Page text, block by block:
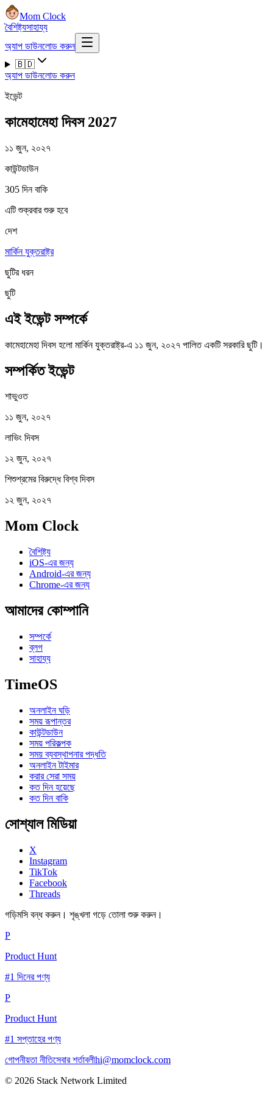
Mom Clock
বৈশিষ্ট্যসাহায্য
অ্যাপ ডাউনলোড করুন
🇧🇩
অ্যাপ ডাউনলোড করুন
ইভেন্ট
কামেহামেহা দিবস 2027
১১ জুন, ২০২৭
কাউন্টডাউন
305 দিন বাকি
এটি শুক্রবার শুরু হবে
দেশ
মার্কিন যুক্তরাষ্ট্র
ছুটির ধরন
ছুটি
এই ইভেন্ট সম্পর্কে
কামেহামেহা দিবস হলো মার্কিন যুক্তরাষ্ট্র-এ ১১ জুন, ২০২৭ পালিত একটি সরকারি ছুটি।
সম্পর্কিত ইভেন্ট
শাভুওত
১১ জুন, ২০২৭
লাভিং দিবস
১২ জুন, ২০২৭
শিশুশ্রমের বিরুদ্ধে বিশ্ব দিবস
১২ জুন, ২০২৭
Mom Clock
বৈশিষ্ট্য
iOS-এর জন্য
Android-এর জন্য
Chrome-এর জন্য
আমাদের কোম্পানি
সম্পর্কে
ব্লগ
সাহায্য
TimeOS
অনলাইন ঘড়ি
সময় রূপান্তর
কাউন্টডাউন
সময় পরিকল্পক
সময় ব্যবস্থাপনার পদ্ধতি
অনলাইন টাইমার
করার সেরা সময়
কত দিন হয়েছে
কত দিন বাকি
সোশ্যাল মিডিয়া
X
Instagram
TikTok
Facebook
Threads
গড়িমসি বন্ধ করুন। শৃঙ্খলা গড়ে তোলা শুরু করুন।
P
Product Hunt
#1 দিনের পণ্য
P
Product Hunt
#1 সপ্তাহের পণ্য
গোপনীয়তা নীতিসেবার শর্তাবলীhi@momclock.com
© 2026 Stack Network Limited